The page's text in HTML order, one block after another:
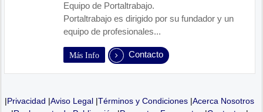
Equipo de Portaltrabajo.
Portaltrabajo es dirigido por su fundador y un
equipo de profesionales...
Más Info Contacto
|Privacidad |Aviso Legal |Términos y Condiciones |Acerca Nosotros